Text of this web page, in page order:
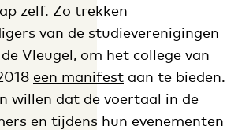
zelf. Zo trekken
van de studieverenigingen
Vleugel, om het college van
een manifest aan te bieden.
willen dat de voertaal in de
en tijdens hun evenementen